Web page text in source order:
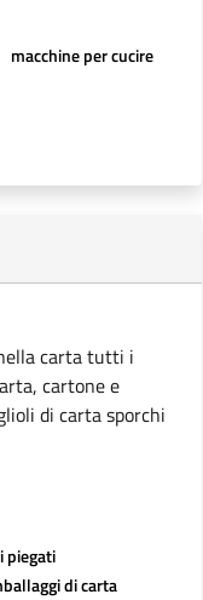
macchine per cucire
carta tutti i
cartone e
di carta sporchi
piegati
di carta